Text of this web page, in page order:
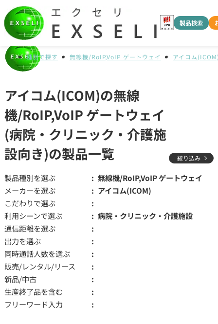
製品検索
種別で探す 無線機/RoIP,VoIP ゲートウェイ アイコム
アイコム(ICOM)の無線
機/RoIP,VoIP ゲートウェイ
(病院・クリニック・介護施
設向き)の製品一覧
絞り込み
製品種別を選ぶ
無線機/RoIP,VoIP ゲートウェイ
メーカーを選ぶ
アイコム(ICOM)
こだわりで選ぶ
利用シーンで選ぶ
病院・クリニック・介護施設
通信距離を選ぶ
出力を選ぶ
同時通話人数を選ぶ
販売/レンタル/リース
新品/中古
生産終了品を含む
フリーワード入力